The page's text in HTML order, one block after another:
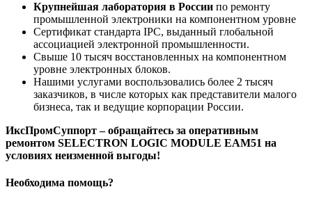
Крупнейшая лаборатория в России по ремонту
промышленной электроники на компонентном уровне
Сертификат стандарта IPC, выданный глобальной
ассоциацией электронной промышленности.
Свыше 10 тысяч восстановленных на компонентном
уровне электронных блоков.
Нашими услугами воспользовались более 2 тысяч
заказчиков, в числе которых как представители малого
бизнеса, так и ведущие корпорации России.
ИксПромСуппорт – обращайтесь за оперативным
ремонтом SELECTRON LOGIC MODULE EAM51 на
условиях неизменной выгоды!
Необходима помощь?